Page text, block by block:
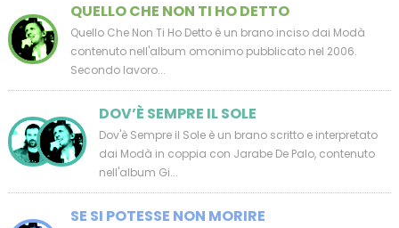
QUELLO CHE NON TI HO DETTO
Quello Che Non Ti Ho Detto è un brano inciso dai Modà
contenuto nell'album omonimo pubblicato nel 2006.
Secondo lavoro...
DOV’È SEMPRE IL SOLE
Dov'è Sempre il Sole è un brano scritto e interpretato
dai Modà in coppia con Jarabe De Palo, contenuto
nell'album Gi...
SE SI POTESSE NON MORIRE